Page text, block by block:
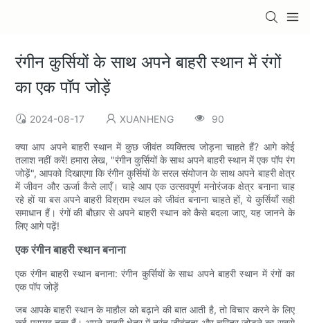
रंगीन कुर्सियों के साथ अपने बाहरी स्थान में रंगों
का एक पॉप जोड़ें
2024-08-17 XUANHENG 90
क्या आप अपने बाहरी स्थान में कुछ जीवंत व्यक्तित्व जोड़ना चाहते हैं? आगे कोई
तलाश नहीं करें! हमारा लेख, "रंगीन कुर्सियों के साथ अपने बाहरी स्थान में एक पॉप रंग
जोड़ें", आपको दिखाएगा कि रंगीन कुर्सियों के सरल संयोजन के साथ अपने बाहरी क्षेत्र
में जीवन और ऊर्जा कैसे लाएँ। चाहे आप एक उत्सवपूर्ण मनोरंजक क्षेत्र बनाना चाह
रहे हों या बस अपने बाहरी विश्राम स्थल को जीवंत बनाना चाहते हों, ये कुर्सियाँ सही
समाधान हैं। रंगों की बौछार से अपने बाहरी स्थान को कैसे बदला जाए, यह जानने के
लिए आगे पढ़ें!
एक रंगीन बाहरी स्थान बनाना
एक रंगीन बाहरी स्थान बनाना: रंगीन कुर्सियों के साथ अपने बाहरी स्थान में रंगों का
एक पॉप जोड़ें
जब आपके बाहरी स्थान के माहौल को बढ़ाने की बात आती है, तो विचार करने के लिए